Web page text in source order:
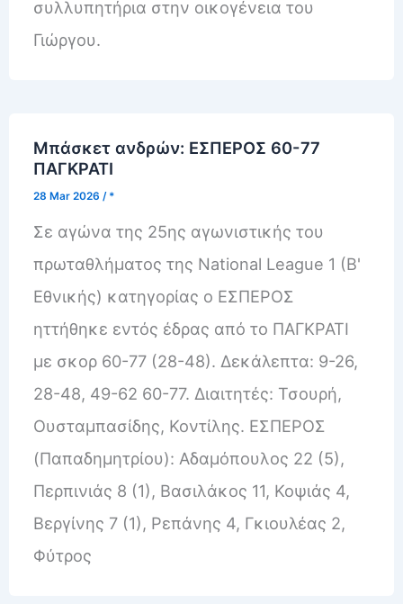
συλλυπητήρια στην οικογένεια του
Γιώργου.
Μπάσκετ ανδρών: ΕΣΠΕΡΟΣ 60-77
ΠΑΓΚΡΑΤΙ
28 Mar 2026/ *
Σε αγώνα της 25ης αγωνιστικής του
πρωταθλήματος της National League 1 (Β'
Εθνικής) κατηγορίας ο ΕΣΠΕΡΟΣ
ηττήθηκε εντός έδρας από το ΠΑΓΚΡΑΤΙ
με σκορ 60-77 (28-48). Δεκάλεπτα: 9-26,
28-48, 49-62 60-77. Διαιτητές: Τσουρή,
Ουσταμπασίδης, Κοντίλης. ΕΣΠΕΡΟΣ
(Παπαδημητρίου): Αδαμόπουλος 22 (5),
Περπινιάς 8 (1), Βασιλάκος 11, Κοψιάς 4,
Βεργίνης 7 (1), Ρεπάνης 4, Γκιουλέας 2,
Φύτρος